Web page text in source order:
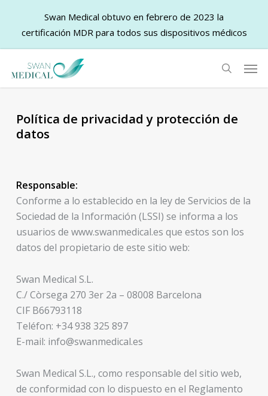
main
search
Política de privacidad y protección de
datos
Responsable:
Conforme a lo establecido en la ley de Servicios de la
Sociedad de la Información (LSSI) se informa a los
usuarios de www.swanmedical.es que estos son los
datos del propietario de este sitio web:
Swan Medical S.L.
C./ Còrsega 270 3er 2a – 08008 Barcelona
CIF B66793118
Teléfon: +34 938 325 897
E-mail: info@swanmedical.es
Swan Medical S.L., como responsable del sitio web,
de conformidad con lo dispuesto en el Reglamento
Swan Medical obtuvo en febrero de 2023 la
certificación MDR para todos sus dispositivos médicos